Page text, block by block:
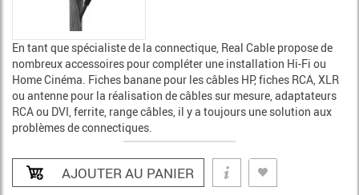
En tant que spécialiste de la connectique, Real Cable propose de
nombreux accessoires pour compléter une installation Hi-Fi ou
Home Cinéma. Fiches banane pour les câbles HP, fiches RCA, XLR
ou antenne pour la réalisation de câbles sur mesure, adaptateurs
RCA ou DVI, ferrite, range câbles, il y a toujours une solution aux
problèmes de connectiques.